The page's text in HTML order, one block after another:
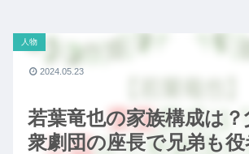
若葉竜也の家族構成は
衆劇団の座長で兄弟も役
人物
2024.05.23